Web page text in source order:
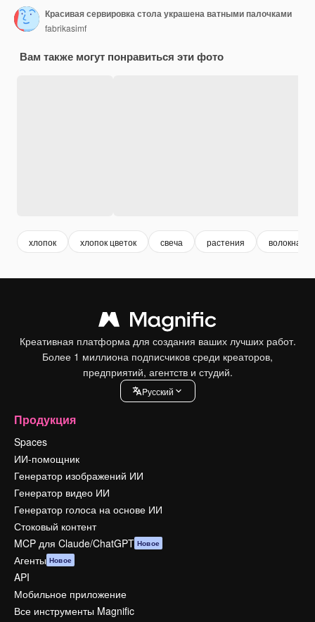
Красивая сервировка стола украшена ватными палочками
fabrikasimf
Вам также могут понравиться эти фото
хлопок хлопок цветок свеча растения волокна
Креативная платформа для создания ваших лучших работ.
Более 1 миллиона подписчиков среди креаторов,
предприятий, агентств и студий.
Pусский
Продукция
Spaces
ИИ-помощник
Генератор изображений ИИ
Генератор видео ИИ
Генератор голоса на основе ИИ
Стоковый контент
MCP для Claude/ChatGPT Новое
Агенты Новое
API
Мобильное приложение
Все инструменты Magnific